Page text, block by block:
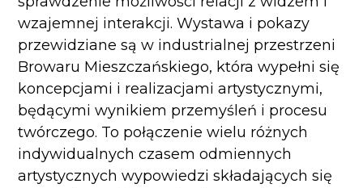
wzajemnej interakcji. Wystawa i pokazy
przewidziane są w industrialnej przestrzeni
Browaru Mieszczańskiego, która wypełni się
koncepcjami i realizacjami artystycznymi,
będącymi wynikiem przemyśleń i procesu
twórczego. To połączenie wielu różnych
indywidualnych czasem odmiennych
artystycznych wypowiedzi składających się